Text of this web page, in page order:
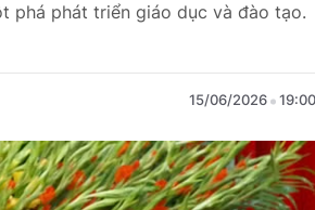
phá phát triển giáo dục và đào tạo.
15/06/2026 19:00